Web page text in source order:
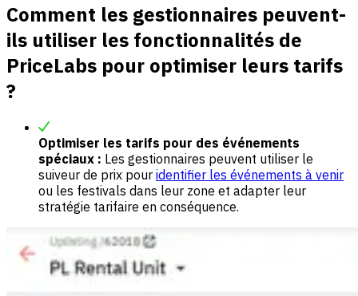
Comment les gestionnaires peuvent-
ils utiliser les fonctionnalités de
PriceLabs pour optimiser leurs tarifs
?
Optimiser les tarifs pour des événements
spéciaux : Les gestionnaires peuvent utiliser le
suiveur de prix pour identifier les événements à venir
ou les festivals dans leur zone et adapter leur
stratégie tarifaire en conséquence.